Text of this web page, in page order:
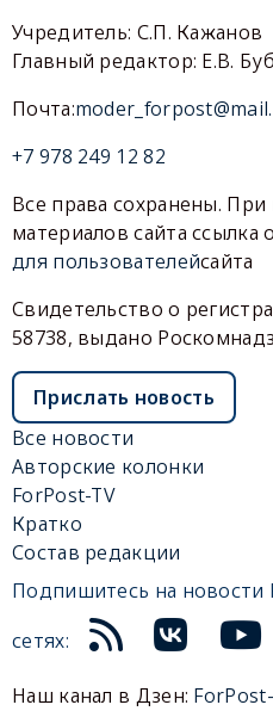
Учредитель: С.П. Кажанов
Главный редактор: Е.В.
Почта:
+7 978 249 12 82
Все права сохранены. При
материалов сайта ссылка
для пользователейсайта
Свидетельство о
58738, выдано
Прислать новость
Все новости
Авторские колонки
ForPost-TV
Кратко
Состав редакции
Подпишитесь на новости
сетях:
Наш канал в Дзен: